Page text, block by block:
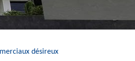
désireux